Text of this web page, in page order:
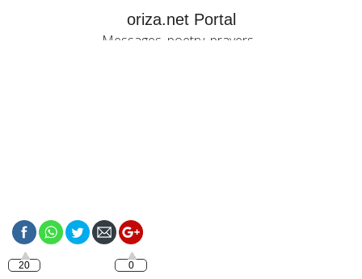
oriza.net Portal
Messages, poetry, prayers...
20 0